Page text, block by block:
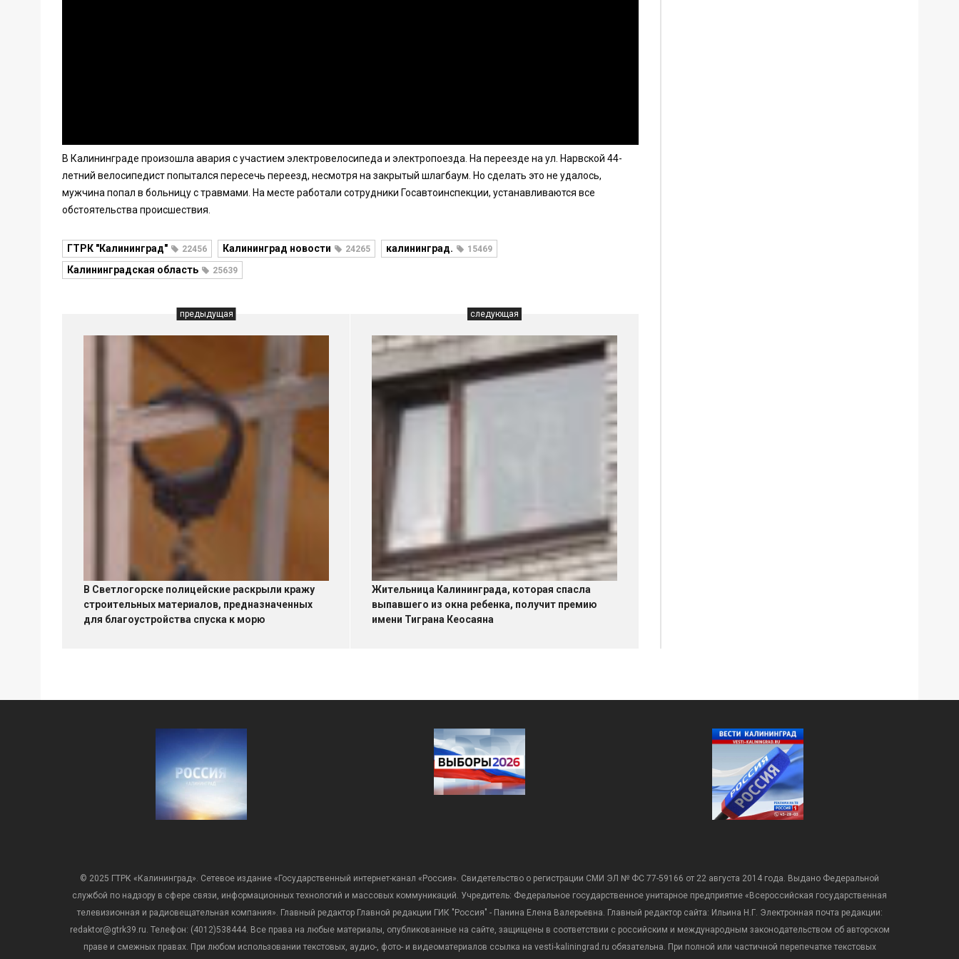
В Калининграде произошла авария с участием электровелосипеда и электропоезда. На переезде на ул. Нарвской 44-
летний велосипедист попытался пересечь переезд, несмотря на закрытый шлагбаум. Но сделать это не удалось,
мужчина попал в больницу с травмами. На месте работали сотрудники Госавтоинспекции, устанавливаются все
обстоятельства происшествия.
ГТРК "Калининград" 22456 Калининград новости 24265 калининград. 15469
Калининградская область 25639
предыдущая
В Светлогорске полицейские раскрыли кражу
строительных материалов, предназначенных
для благоустройства спуска к морю
следующая
Жительница Калининграда, которая спасла
выпавшего из окна ребенка, получит премию
имени Тиграна Кеосаяна
© 2025 ГТРК «Калининград». Сетевое издание «Государственный интернет-канал «Россия». Свидетельство о регистрации СМИ ЭЛ № ФС 77-59166 от 22 августа 2014 года. Выдано Федеральной
службой по надзору в сфере связи, информационных технологий и массовых коммуникаций. Учредитель: Федеральное государственное унитарное предприятие «Всероссийская государственная
телевизионная и радиовещательная компания». Главный редактор Главной редакции ГИК "Россия" - Панина Елена Валерьевна. Главный редактор сайта: Ильина Н.Г. Электронная почта редакции:
redaktor@gtrk39.ru. Телефон: (4012)538444. Все права на любые материалы, опубликованные на сайте, защищены в соответствии с российским и международным законодательством об авторском
праве и смежных правах. При любом использовании текстовых, аудио-, фото- и видеоматериалов ссылка на vesti-kaliningrad.ru обязательна. При полной или частичной перепечатке текстовых